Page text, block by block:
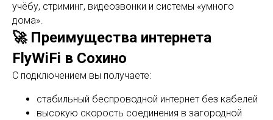
учёбу, стриминг, видеозвонки и системы «умного
дома».
🚀 Преимущества интернета
FlyWiFi в Сохино
С подключением вы получаете:
стабильный беспроводной интернет без кабелей
высокую скорость соединения в загородной